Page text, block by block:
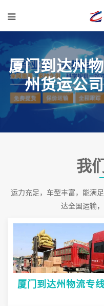
厦门到达州
州货运公
我
运力充足，车型丰富，能满
达全国运输
厦门到达州物流专线